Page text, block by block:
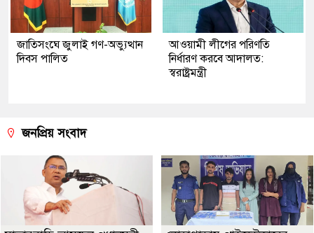
জাতিসংঘে জুলাই গণ-অভ্যুত্থান
দিবস পালিত
আওয়ামী লীগের পরিণতি
নির্ধারণ করবে আদালত:
স্বরাষ্ট্রমন্ত্রী
জনপ্রিয় সংবাদ